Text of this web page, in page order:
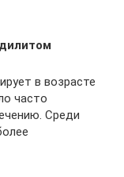
в возрасте
часто
Среди